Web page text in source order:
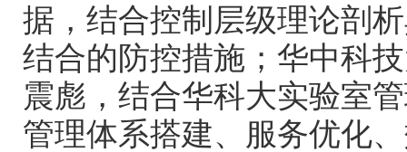
据，结合控制层级理论剖
结合的防控措施；华中科
震彪，结合华科大实验室
管理体系搭建、服务优化